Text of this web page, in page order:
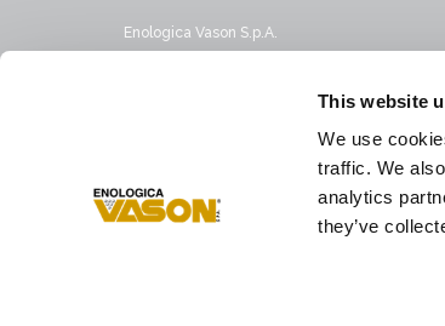
This website
We use
traffic. We
analytics
they’ve
Enologica Vason S.p.A.
San Pietro in Cariano, Verona - Italy
Pescantina, Verona - Italy